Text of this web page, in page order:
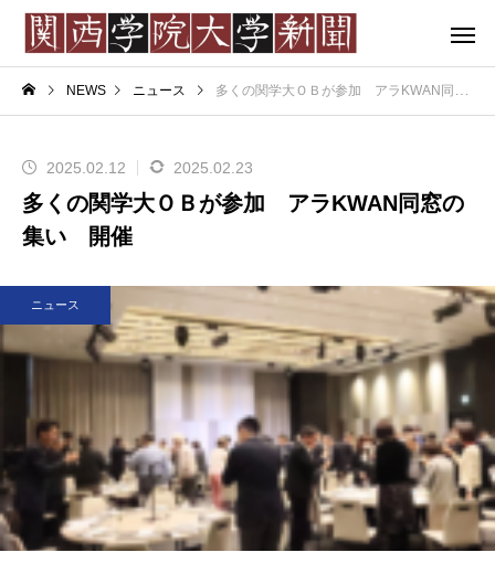
NEWS ニュース 多くの関学大ＯＢが参加 アラKWAN同窓の集い 開催
2025.02.12 2025.02.23
多くの関学大ＯＢが参加 アラKWAN同窓の
集い 開催
ニュース